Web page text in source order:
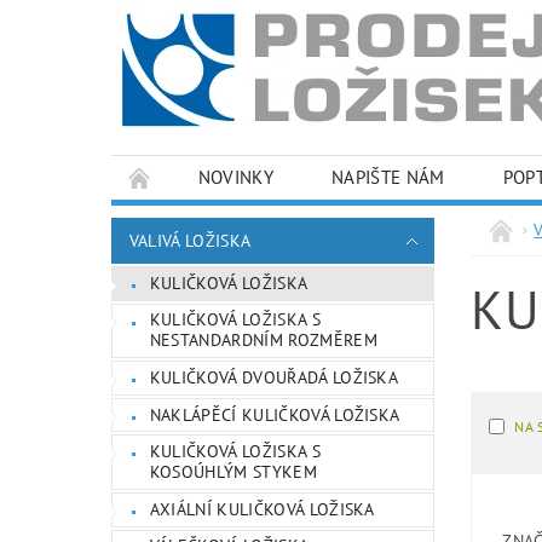
NOVINKY NAPIŠTE NÁM
PODMÍNKY OCHRANY OSOBNÍCH ÚDAJŮ
VALIVÁ LOŽISKA
KULIČKOVÁ LOŽISKA
KULIČKOVÁ LOŽISKA S
NESTANDARDNÍM ROZMĚREM
KULIČKOVÁ DVOUŘADÁ LOŽISKA
NAKLÁPĚCÍ KULIČKOVÁ LOŽISKA
KULIČKOVÁ LOŽISKA S
KOSOÚHLÝM STYKEM
AXIÁLNÍ KULIČKOVÁ LOŽISKA
NA